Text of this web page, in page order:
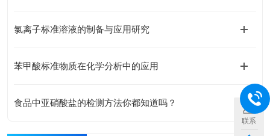
氯离子标准溶液的制备与应用研究
苯甲酸标准物质在化学分析中的应用
食品中亚硝酸盐的检测方法你都知道吗？
联系